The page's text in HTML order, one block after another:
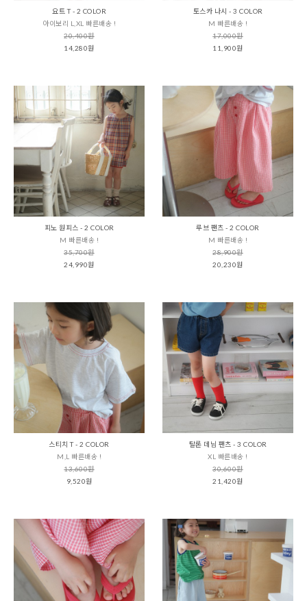
요트 T - 2 COLOR
아이보리 L,XL 빠른배송 !
20,400원
14,280원
토스카 나시 - 3 COLOR
M 빠른배송 !
17,000원
11,900원
피노 원피스 - 2 COLOR
M 빠른배송 !
35,700원
24,990원
루브 팬츠 - 2 COLOR
M 빠른배송 !
28,900원
20,230원
스티치 T - 2 COLOR
M,L 빠른배송 !
13,600원
9,520원
탈론 데님 팬츠 - 3 COLOR
XL 빠른배송 !
30,600원
21,420원